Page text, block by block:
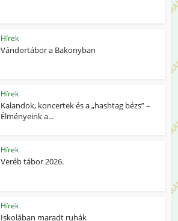
Hírek
Vándortábor a Bakonyban
Hírek
Kalandok, koncertek és a „hashtag bézs” –
Élményeink a...
Hírek
Veréb tábor 2026.
Hírek
Iskolában maradt ruhák